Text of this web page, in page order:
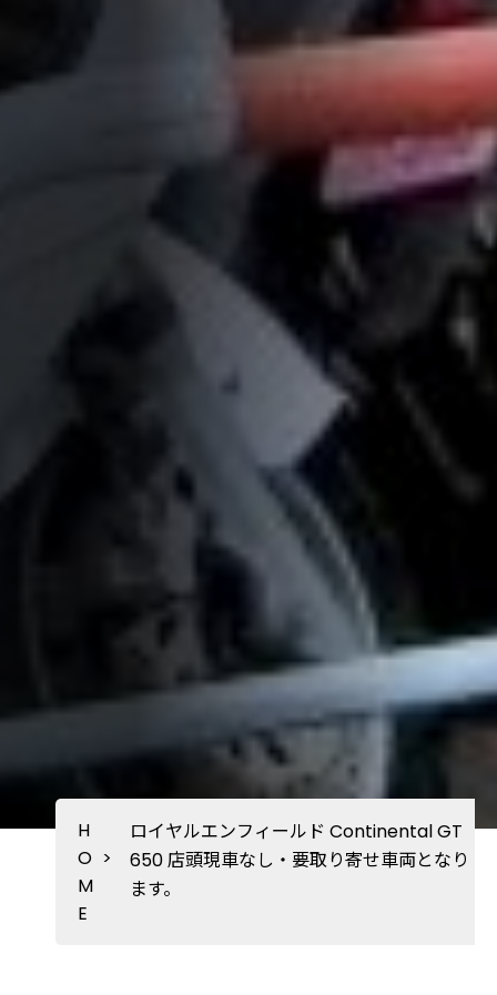
H
O
M
E
>
ロイヤルエンフィールド Continental GT
650 店頭現車なし・要取り寄せ車両となり
ます。